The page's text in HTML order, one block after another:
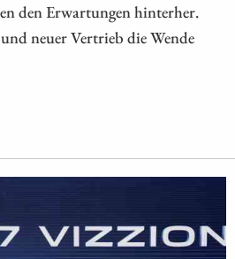
den Erwartungen hinterher.
neuer Vertrieb die Wende